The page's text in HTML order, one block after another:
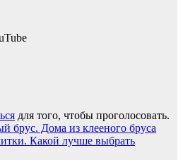
для того, чтобы проголосовать.
брус. Дома из клееного бруса
Какой лучше выбрать